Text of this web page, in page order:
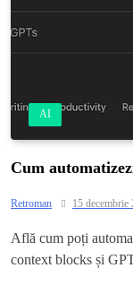
AI
Cum
Retroman 15 decembrie
Află cum poți
context blocks și